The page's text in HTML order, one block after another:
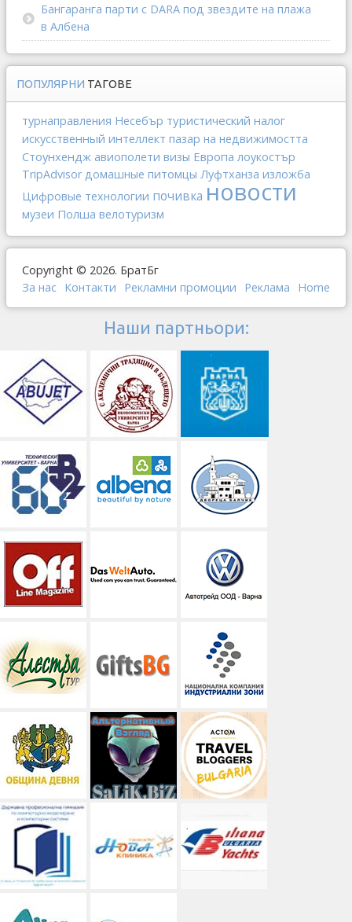
Бангаранга парти с DARA под звездите на плажа
в Албена
ПОПУЛЯРНИ ТАГОВЕ
турнаправления Несебър туристический налог
искусственный интеллект пазар на недвижимостта
Стоунхендж авиополети визы Европа лоукостър
TripAdvisor домашные питомцы Луфтханза изложба
Цифровые технологии почивка новости
музеи Полша велотуризм
Copyright © 2026. БратБг
За нас Контакти Рекламни промоции Реклама Home
Наши партньори: